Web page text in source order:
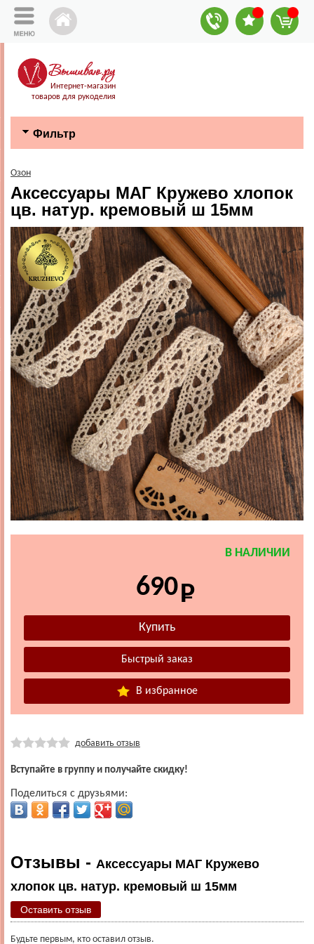
Интернет-магазин
товаров для рукоделия
Фильтр
Озон
Аксессуары МАГ Кружево хлопок
цв. натур. кремовый ш 15мм
В НАЛИЧИИ
690
В избранное
добавить отзыв
Вступайте в группу и получайте скидку!
Поделиться с друзьями:
Отзывы - Аксессуары МАГ Кружево
хлопок цв. натур. кремовый ш 15мм
Оставить отзыв
Будьте первым, кто оставил отзыв.